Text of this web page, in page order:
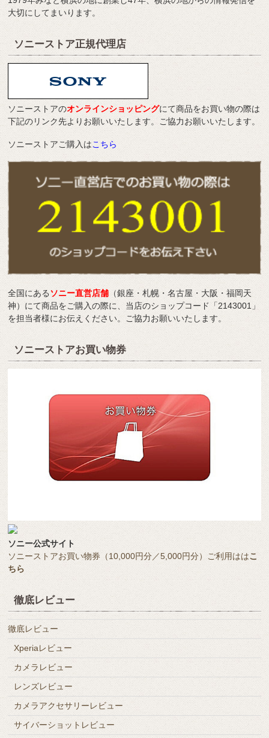
大切にしてまいります。
ソニーストア正規代理店
ソニーストアのオンラインショッピングにて商品をお買い物の際は
下記のリンク先よりお願いいたします。ご協力お願いいたします。
ソニーストアご購入はこちら
全国にあるソニー直営店舗 （銀座・札幌・名古屋・大阪・福岡天
神）にて商品をご購入の際に、当店のショップコード「2143001」
を担当者様にお伝えください。ご協力お願いいたします。
ソニーストアお買い物券
ソニー公式サイト
ソニーストアお買い物券（10,000円分／5,000円分）ご利用ははこ
ちら
徹底レビュー
徹底レビュー
Xperiaレビュー
カメラレビュー
レンズレビュー
カメラアクセサリーレビュー
サイバーショットレビュー